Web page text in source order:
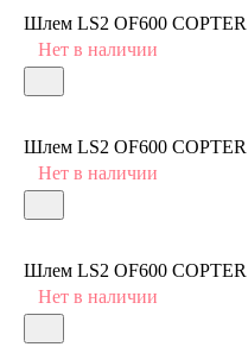
Шлем LS2 OF600
Нет в наличии
Шлем LS2 OF600
Нет в наличии
Шлем LS2 OF600
Нет в наличии